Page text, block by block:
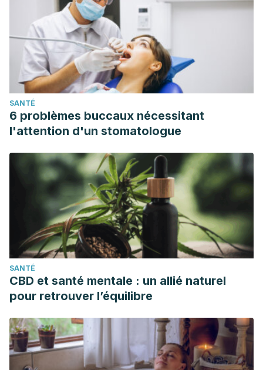
SANTÉ
6 problèmes buccaux nécessitant
l'attention d'un stomatologue
SANTÉ
CBD et santé mentale : un allié naturel
pour retrouver l’équilibre